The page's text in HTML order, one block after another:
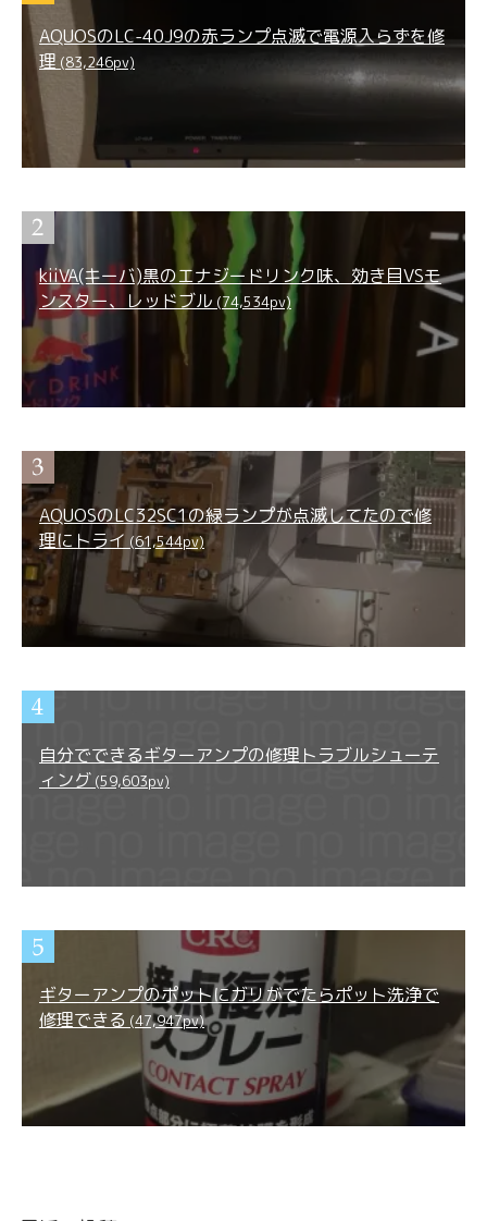
AQUOSのLC-40J9の赤ランプ点滅で電源入らずを修
理 (83,246pv)
kiiVA(キーバ)黒のエナジードリンク味、効き目VSモ
ンスター、レッドブル (74,534pv)
AQUOSのLC32SC1の緑ランプが点滅してたので修
理にトライ (61,544pv)
自分でできるギターアンプの修理トラブルシューテ
ィング (59,603pv)
ギターアンプのポットにガリがでたらポット洗浄で
修理できる (47,947pv)